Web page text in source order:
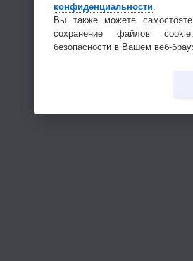
конфиденциальности
Вы также можете
сохранение файлов
безопасности в Вашем веб-